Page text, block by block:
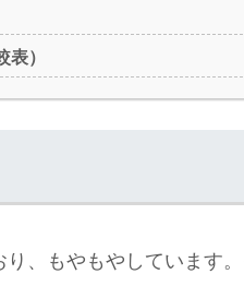
表）
、もやもやしています